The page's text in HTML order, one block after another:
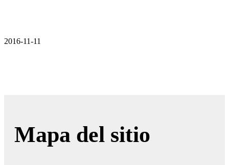
2016-11-11
Mapa del sitio